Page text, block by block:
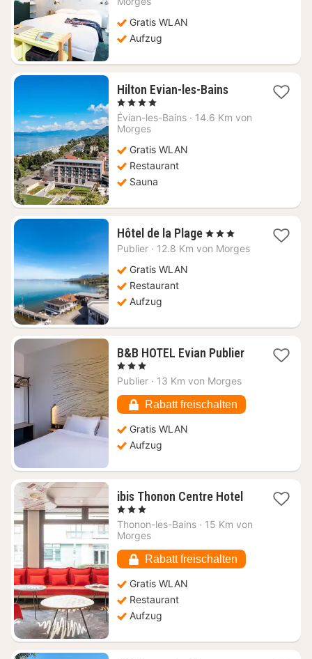
€
Gratis WLAN
Aufzug
Hilton Evian-les-Bains1
ab
, 4 Sterne
Évian-les-Bains · 14.6 Km von
Morges
Gratis WLAN
Restaurant
Sauna
Hôtel de la Plage1
Nacht
, 3 Sterne
Publier · 12.8 Km von Morges
Gratis WLAN
Restaurant
Aufzug
B&B HOTEL Evian Publier1
€
, 3 Sterne
Publier · 13 Km von Morges
Rabatt freischalten
Gratis WLAN
Aufzug
ibis Thonon Centre Hotel1
ab
, 3 Sterne
Thonon-les-Bains · 15 Km von
Morges
Rabatt freischalten
Gratis WLAN
Restaurant
Aufzug